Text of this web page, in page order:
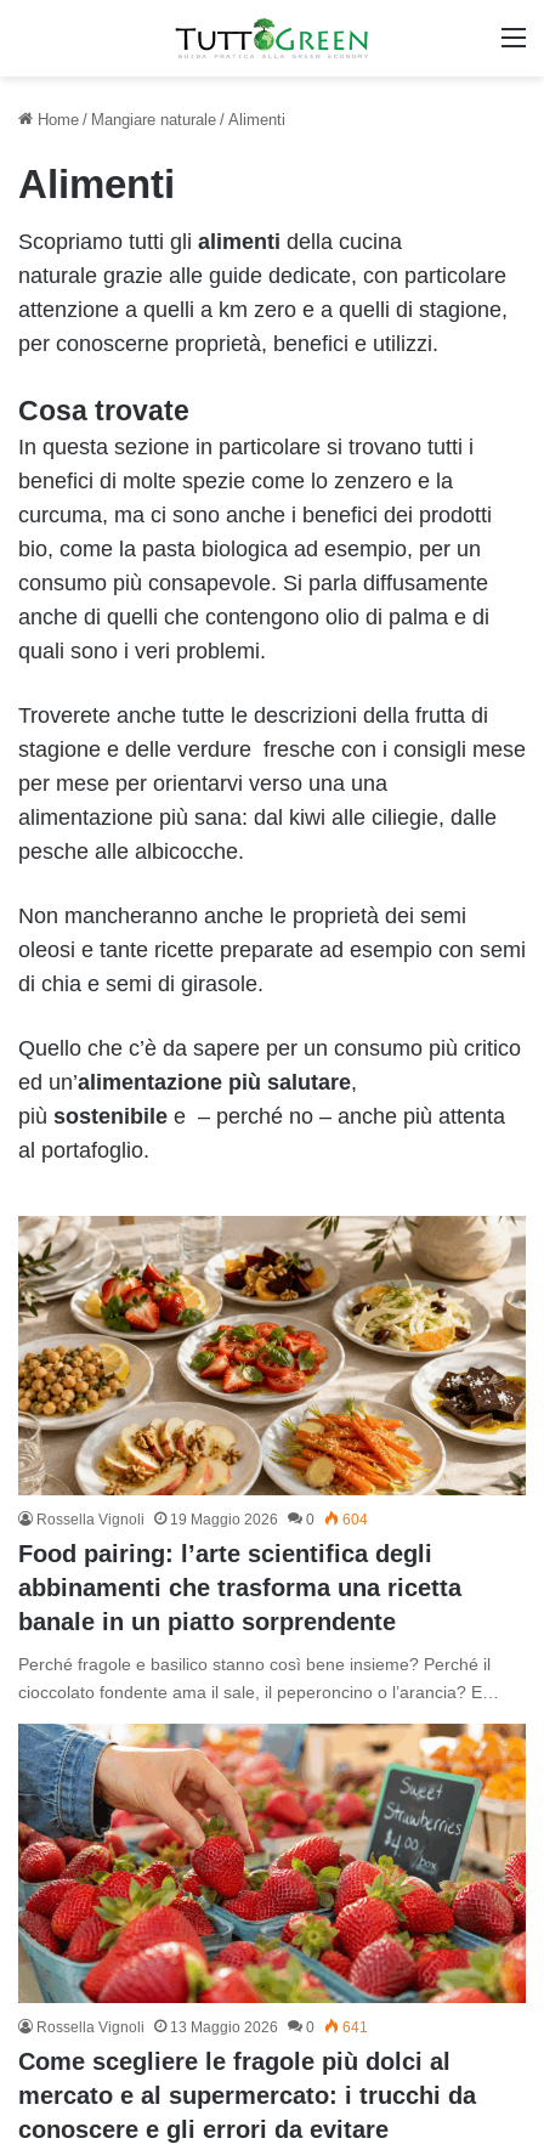
Home / Mangiare naturale / Alimenti
Alimenti
Scopriamo tutti gli alimenti della cucina
naturale grazie alle guide dedicate, con particolare
attenzione a quelli a km zero e a quelli di stagione,
per conoscerne proprietà, benefici e utilizzi.
Cosa trovate
In questa sezione in particolare si trovano tutti i
benefici di molte spezie come lo zenzero e la
curcuma, ma ci sono anche i benefici dei prodotti
bio, come la pasta biologica ad esempio, per un
consumo più consapevole. Si parla diffusamente
anche di quelli che contengono olio di palma e di
quali sono i veri problemi.
Troverete anche tutte le descrizioni della frutta di
stagione e delle verdure fresche con i consigli mese
per mese per orientarvi verso una una
alimentazione più sana: dal kiwi alle ciliegie, dalle
pesche alle albicocche.
Non mancheranno anche le proprietà dei semi
oleosi e tante ricette preparate ad esempio con semi
di chia e semi di girasole.
Quello che c’è da sapere per un consumo più critico
ed un’alimentazione più salutare,
più sostenibile e – perché no – anche più attenta
al portafoglio.
Rossella Vignoli 19 Maggio 2026 0 604
Food pairing: l’arte scientifica degli
abbinamenti che trasforma una ricetta
banale in un piatto sorprendente
Perché fragole e basilico stanno così bene insieme? Perché il
cioccolato fondente ama il sale, il peperoncino o l’arancia? E…
Rossella Vignoli 13 Maggio 2026 0 641
Come scegliere le fragole più dolci al
mercato e al supermercato: i trucchi da
conoscere e gli errori da evitare